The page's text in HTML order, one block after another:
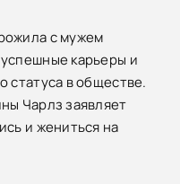
с мужем
карьеры и
статуса в обществе.
Чарлз заявляет
и жениться на